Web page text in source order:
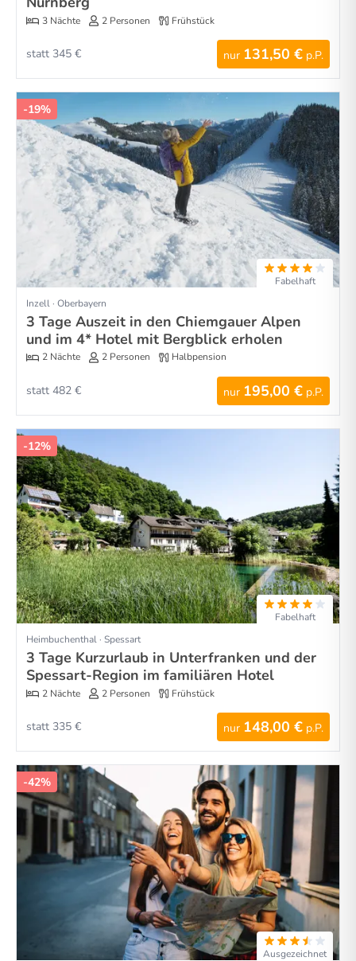
3 Nächte 2 Personen Frühstück
nur 131,50 € p.P.
statt 345 €
-19%
Fabelhaft
Inzell · Oberbayern
3 Tage Auszeit in den Chiemgauer Alpen
und im 4* Hotel mit Bergblick erholen
2 Nächte 2 Personen Halbpension
nur 195,00 € p.P.
statt 482 €
-12%
Fabelhaft
Heimbuchenthal · Spessart
3 Tage Kurzurlaub in Unterfranken und der
Spessart-Region im familiären Hotel
2 Nächte 2 Personen Frühstück
nur 148,00 € p.P.
statt 335 €
-42%
Ausgezeichnet